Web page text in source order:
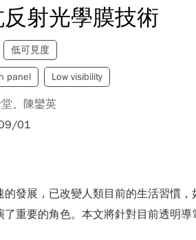
射光學膜技術
低可見度
panel Low visibility
、 陳鑾英
01
的發展，已改變人類目前的生活習慣
了重要的角色。本文將針對目前透明